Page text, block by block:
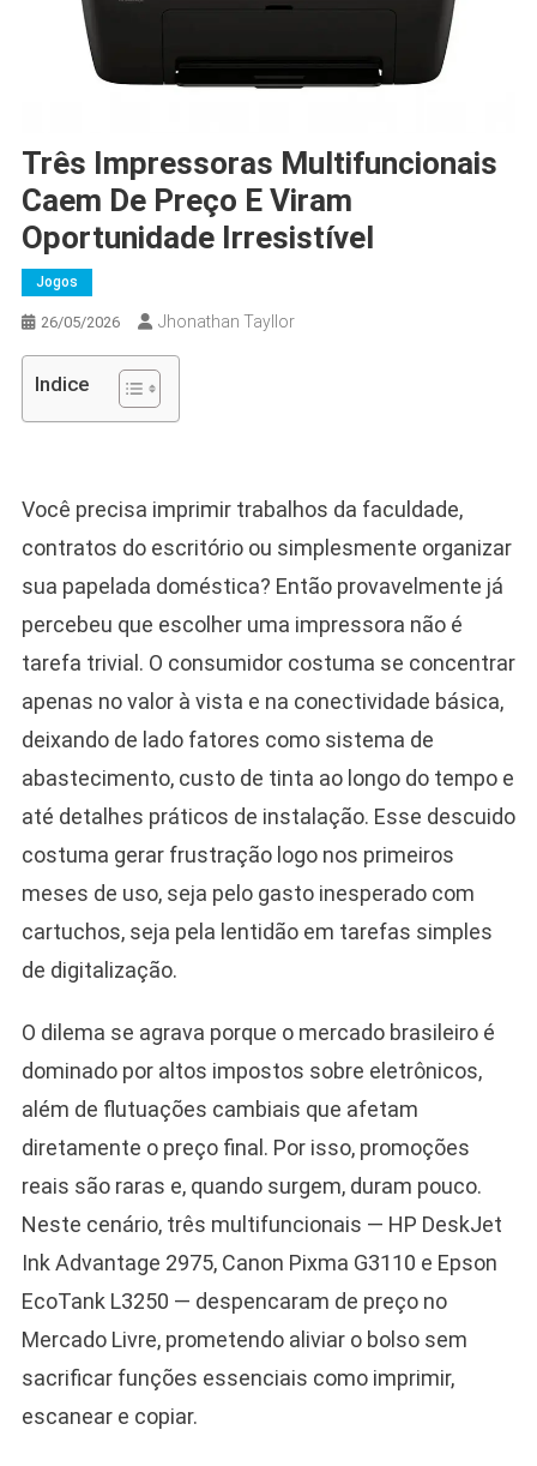
Três Impressoras Multifuncionais
Caem De Preço E Viram
Oportunidade Irresistível
Jogos
26/05/2026 Jhonathan Tayllor
Indice
Você precisa imprimir trabalhos da faculdade,
contratos do escritório ou simplesmente organizar
sua papelada doméstica? Então provavelmente já
percebeu que escolher uma impressora não é
tarefa trivial. O consumidor costuma se concentrar
apenas no valor à vista e na conectividade básica,
deixando de lado fatores como sistema de
abastecimento, custo de tinta ao longo do tempo e
até detalhes práticos de instalação. Esse descuido
costuma gerar frustração logo nos primeiros
meses de uso, seja pelo gasto inesperado com
cartuchos, seja pela lentidão em tarefas simples
de digitalização.
O dilema se agrava porque o mercado brasileiro é
dominado por altos impostos sobre eletrônicos,
além de flutuações cambiais que afetam
diretamente o preço final. Por isso, promoções
reais são raras e, quando surgem, duram pouco.
Neste cenário, três multifuncionais — HP DeskJet
Ink Advantage 2975, Canon Pixma G3110 e Epson
EcoTank L3250 — despencaram de preço no
Mercado Livre, prometendo aliviar o bolso sem
sacrificar funções essenciais como imprimir,
escanear e copiar.